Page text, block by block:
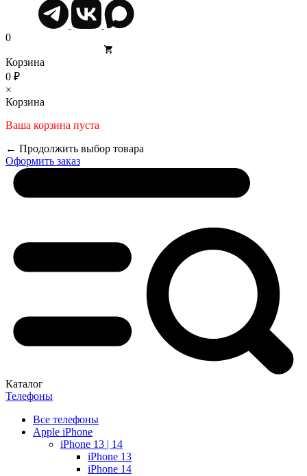
0
Корзина
0 ₽
×
Корзина
Ваша корзина пуста
← Продолжить выбор товара
Оформить заказ
Каталог
Телефоны
Все телефоны
Apple iPhone
iPhone 13 | 14
iPhone 13
iPhone 14